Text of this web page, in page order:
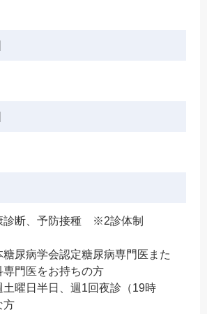
診断、予防接種 ※2診体制
尿病学会認定糖尿病専門医また
専門医をお持ちの方
日、週1回夜診（19時
方